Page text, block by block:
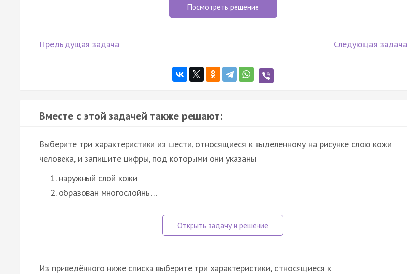
Посмотреть решение
Предыдущая задача Следующая задача
Вместе с этой задачей также решают:
Выберите три характеристики из шести, относящиеся к выделенному на рисунке слою кожи
человека, и запишите цифры, под которыми они указаны.
наружный слой кожи
образован многослойны…
Из приведённого ниже списка выберите три характеристики, относящиеся к